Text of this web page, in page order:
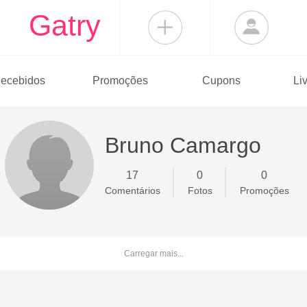
Gatry
Promoções Cupons
Bruno Camargo
17
Comentários
0
Fotos
0
Promoções
Carregar mais...